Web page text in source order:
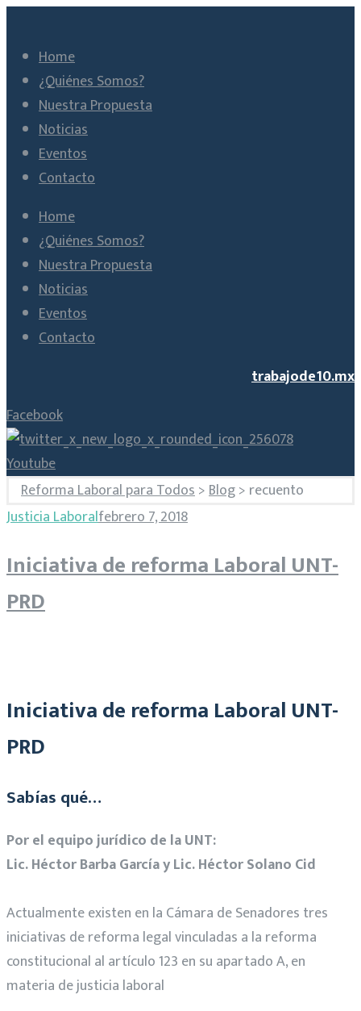
Home
¿Quiénes Somos?
Nuestra Propuesta
Noticias
Eventos
Contacto
Home
¿Quiénes Somos?
Nuestra Propuesta
Noticias
Eventos
Contacto
trabajode10.mx
Facebook
Youtube
Reforma Laboral para Todos>Blog> recuento
Etiqueta:
recuento
Justicia Laboralfebrero 7, 2018
Iniciativa de reforma Laboral UNT-
PRD
Iniciativa de reforma Laboral UNT-
PRD
Sabías qué…
Por el equipo jurídico de la UNT:
Lic. Héctor Barba García yLic. Héctor Solano Cid
Actualmente existen en la Cámara de Senadores tres
iniciativas de reforma legal vinculadas a la reforma
constitucional al artículo 123 en su apartado A, en
materia de justicia laboral